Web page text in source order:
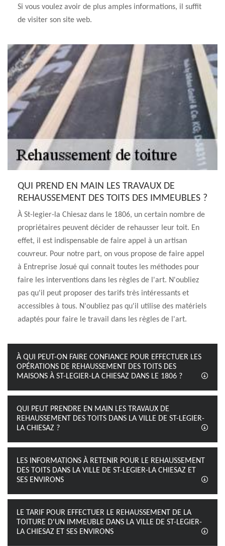
Si vous voulez avoir de plus amples informations, il suffit
de visiter son site web.
QUI PREND EN MAIN LES TRAVAUX DE
REHAUSSEMENT DES TOITS DES IMMEUBLES ?
À St-legier-la Chiesaz dans le 1806, un certain nombre de
propriétaires peuvent décider de rehausser leur toit. En
effet, il est indispensable de faire appel à un artisan
couvreur. Pour notre part, on vous propose de faire appel
à Entreprise Josué qui connait toutes les méthodes pour
faire les interventions dans les règles de l'art. N'oubliez
pas qu'il peut proposer des tarifs très intéressants et
accessibles à tous. N'oubliez pas qu'il utilise des matériels
adaptés pour faire le travail dans les règles de l'art.
À QUI PEUT-ON FAIRE CONFIANCE POUR EFFECTUER LES
OPÉRATIONS DE REHAUSSEMENT DES TOITS DES
MAISONS À ST-LEGIER-LA CHIESAZ DANS LE 1806 ?
QUI PEUT PRENDRE EN MAIN LES TRAVAUX DE
REHAUSSEMENT DES TOITS DANS LA VILLE DE ST-LEGIER-
LA CHIESAZ ?
LES INFORMATIONS À RETENIR POUR LE REHAUSSEMENT
DES TOITS DANS LA VILLE DE ST-LEGIER-LA CHIESAZ ET
SES ENVIRONS
LE TARIF POUR EFFECTUER LE REHAUSSEMENT DE LA
TOITURE D'UN IMMEUBLE DANS LA VILLE DE ST-LEGIER-
LA CHIESAZ ET SES ENVIRONS